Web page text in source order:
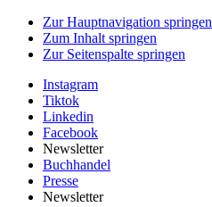
Zur Hauptnavigation springen
Zum Inhalt springen
Zur Seitenspalte springen
Instagram
Tiktok
Linkedin
Facebook
Newsletter
Buchhandel
Presse
Newsletter